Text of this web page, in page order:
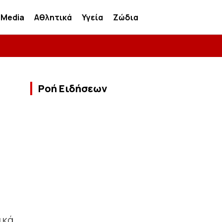
Media Αθλητικά Υγεία Ζώδια
Ροή Ειδήσεων